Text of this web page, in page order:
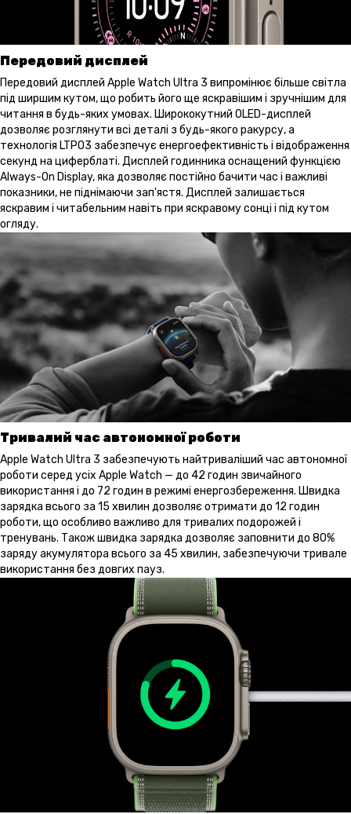
Передовий дисплей
Передовий дисплей Apple Watch Ultra 3 випромінює більше світла
під ширшим кутом, що робить його ще яскравішим і зручнішим для
читання в будь-яких умовах. Ширококутний OLED-дисплей
дозволяє розглянути всі деталі з будь-якого ракурсу, а
технологія LTPO3 забезпечує енергоефективність і відображення
секунд на циферблаті. Дисплей годинника оснащений функцією
Always-On Display, яка дозволяє постійно бачити час і важливі
показники, не піднімаючи зап'ястя. Дисплей залишається
яскравим і читабельним навіть при яскравому сонці і під кутом
огляду.
Тривалий час автономної роботи
Apple Watch Ultra 3 забезпечують найтриваліший час автономної
роботи серед усіх Apple Watch — до 42 годин звичайного
використання і до 72 годин в режимі енергозбереження. Швидка
зарядка всього за 15 хвилин дозволяє отримати до 12 годин
роботи, що особливо важливо для тривалих подорожей і
тренувань. Також швидка зарядка дозволяє заповнити до 80%
заряду акумулятора всього за 45 хвилин, забезпечуючи тривале
використання без довгих пауз.